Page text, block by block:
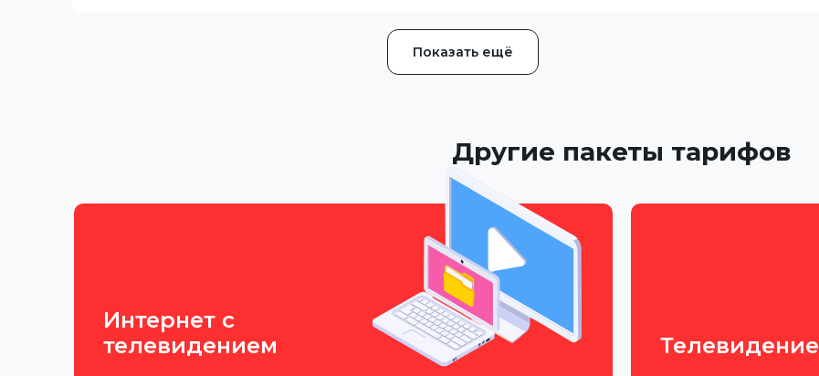
Показать ещё
Другие пакеты тарифов
Интернет с
телевидением
Телевидение